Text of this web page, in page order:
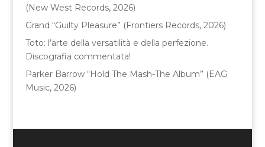
(New West Records, 2026)
Grand “Guilty Pleasure” (Frontiers Records, 2026)
Toto: l’arte della versatilità e della perfezione.
Discografia commentata!
Parker Barrow “Hold The Mash-The Album” (EAG
Music, 2026)